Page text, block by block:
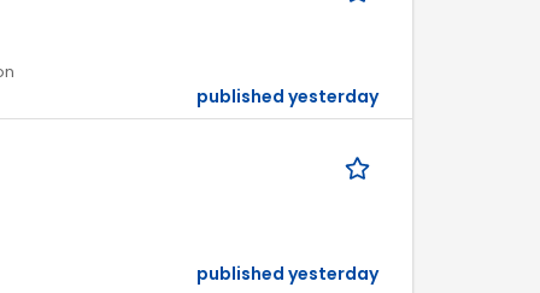
published yesterday
published yesterday